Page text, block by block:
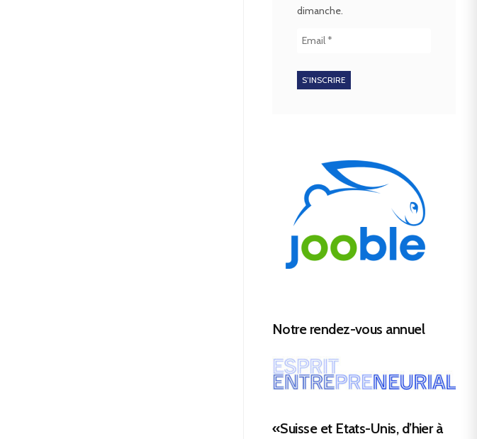
dimanche.
Notre rendez-vous annuel
«Suisse et Etats-Unis, d’hier à